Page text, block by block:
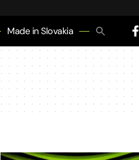
Made in Slovakia
Search